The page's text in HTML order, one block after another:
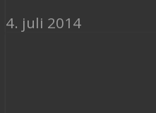
4. juli 2014